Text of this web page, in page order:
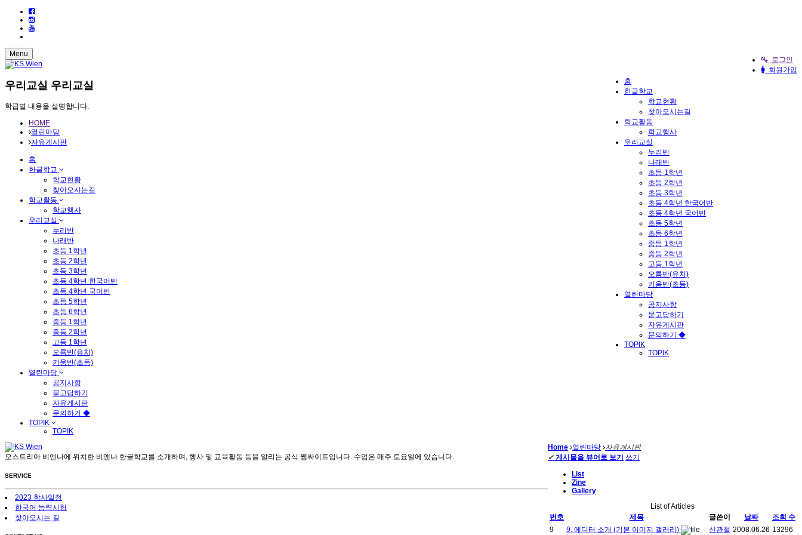
로그인
회원가입
Menu
홈
한글학교
학교현황
찾아오시는길
학교활동
학교행사
우리교실
누리반
나래반
초등 1학년
초등 2학년
초등 3학년
초등 4학년 한국어반
초등 4학년 국어반
초등 5학년
초등 6학년
중등 1학년
중등 2학년
고등 1학년
오름반(유치)
키움반(초등)
열린마당
공지사항
묻고답하기
자유게시판
문의하기 ◆
TOPIK
TOPIK
우리교실 우리교실
학급별 내용을 설명합니다.
HOME
열린마당
자유게시판
홈
한글학교
학교현황
찾아오시는길
학교활동
학교행사
우리교실
누리반
나래반
초등 1학년
초등 2학년
초등 3학년
초등 4학년 한국어반
초등 4학년 국어반
초등 5학년
초등 6학년
중등 1학년
중등 2학년
고등 1학년
오름반(유치)
키움반(초등)
열린마당
공지사항
묻고답하기
자유게시판
문의하기 ◆
TOPIK
TOPIK
Home 열린마당 자유게시판
✔ 게시물을 뷰어로 보기 쓰기
List
Zine
Gallery
List of Articles
번호
제목 글쓴이 날짜
조회 수
9
9. 에디터 소개 (기본 이미지 갤러리) 신관철 2008.06.26 13296
오스트리아 비엔나에 위치한 비엔나 한글학교를 소개하며, 행사 및 교육활동 등을 알리는 공식 웹싸이트입니다. 수업은 매주 토요일에 있습니다.
SERVICE
2023 학사일정
한국어 능력시험
찾아오시는 길